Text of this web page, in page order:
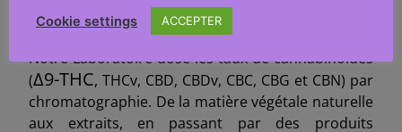
Notre Laboratoire dose les taux de cannabinoïdes
(∆9-THC, THCv, CBD, CBDv, CBC, CBG et CBN) par
chromatographie. De la matière végétale naturelle
aux extraits, en passant par des produits
Cookie settings ACCEPTER